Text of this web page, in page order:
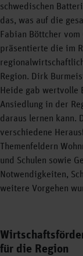
schwedischen
das, was auf die
Fabian Böttcher
präsentierte die im
Region. Dirk
Heide gab wertvolle
Ansiedlung in der
daraus lernen kann.
verschiedene
Themenfeldern
und Schulen sowie
Notwendigkeiten,
weitere Vorgehen
für die Region